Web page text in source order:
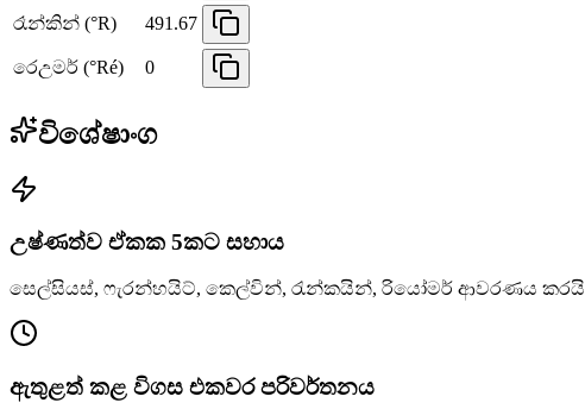
රෑන්කින් (°R) 491.67
රෙඋමර් (°Ré) 0
විශේෂාංග
උෂ්ණත්ව ඒකක 5කට සහාය
සෙල්සියස්, ෆැරන්හයිට්, කෙල්වින්, රැන්කයින්, රියෝමර් ආවරණය කරයි
ඇතුළත් කළ විගස එකවර පරිවර්තනය